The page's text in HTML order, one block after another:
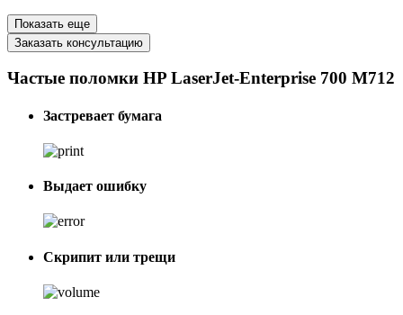
Показать еще
Заказать консультацию
Частые поломки HP LaserJet-Enterprise 700 M712
Застревает бумага
Выдает ошибку
Скрипит или трещи